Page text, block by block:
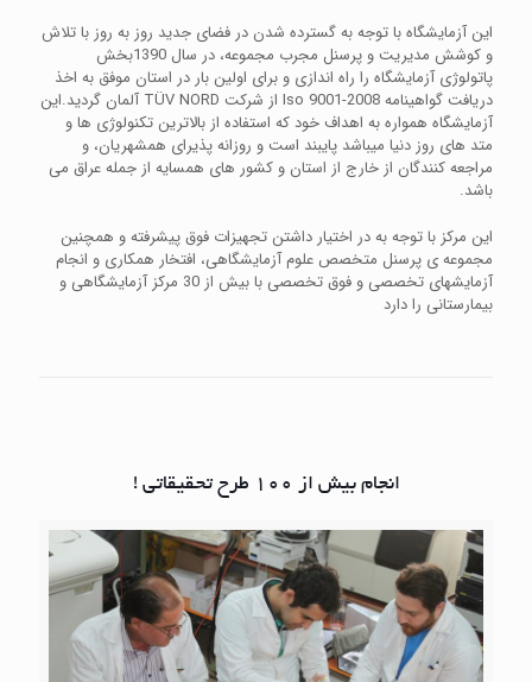
این آزمایشگاه با توجه به گسترده شدن در فضای جدید روز به روز با تلاش
و کوشش مدیریت و پرسنل مجرب مجموعه، در سال 1390بخش
پاتولوژی آزمایشگاه را راه اندازی و برای اولین بار در استان موفق به اخذ
دریافت گواهینامه Iso 9001-2008 از شرکت TÜV NORD آلمان گردید.این
آزمایشگاه همواره به اهداف خود که استفاده از بالاترین تکنولوژی ها و
متد های روز دنیا میباشد پایبند است و روزانه پذیرای همشهریان، و
مراجعه کنندگان از خارج از استان و کشور های همسایه از جمله عراق می
باشد.
این مرکز با توجه به در اختیار داشتن تجهیزات فوق پیشرفته و همچنین
مجموعه ی پرسنل متخصص علوم آزمایشگاهی، افتخار همکاری و انجام
آزمایشهای تخصصی و فوق تخصصی با بیش از 30 مرکز آزمایشگاهی و
بیمارستانی را دارد
انجام بیش از 100 طرح تحقیقاتی !